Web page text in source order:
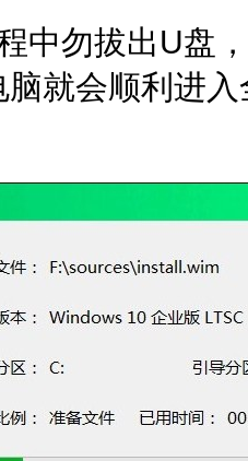
中勿拔出U盘
脑就会顺利进